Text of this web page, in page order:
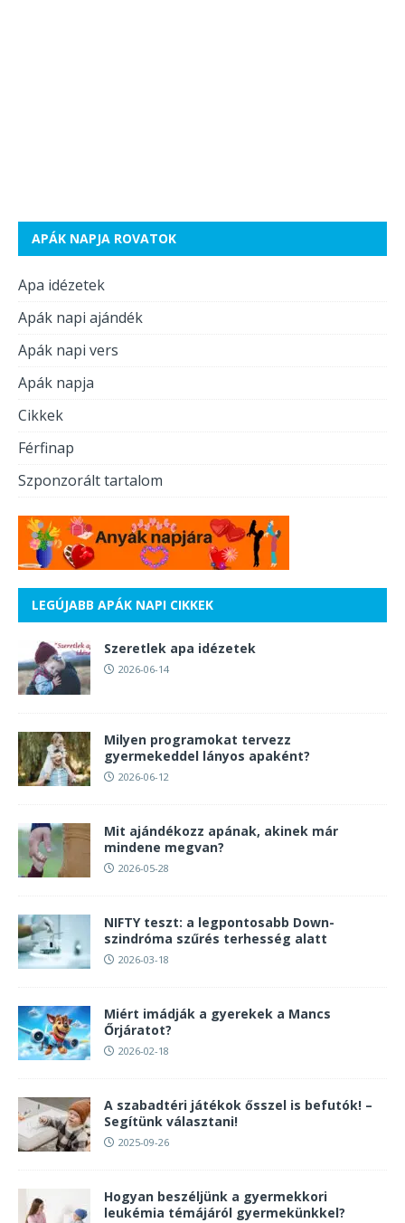
APÁK NAPJA ROVATOK
Apa idézetek
Apák napi ajándék
Apák napi vers
Apák napja
Cikkek
Férfinap
Szponzorált tartalom
LEGÚJABB APÁK NAPI CIKKEK
Szeretlek apa idézetek
2026-06-14
Milyen programokat tervezz
gyermekeddel lányos apaként?
2026-06-12
Mit ajándékozz apának, akinek már
mindene megvan?
2026-05-28
NIFTY teszt: a legpontosabb Down-
szindróma szűrés terhesség alatt
2026-03-18
Miért imádják a gyerekek a Mancs
Őrjáratot?
2026-02-18
A szabadtéri játékok ősszel is befutók! –
Segítünk választani!
2025-09-26
Hogyan beszéljünk a gyermekkori
leukémia témájáról gyermekünkkel?